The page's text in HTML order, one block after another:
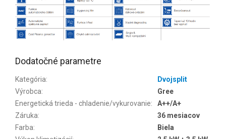
Dodatočné parametre
Kategória:
Dvojsplit
Výrobca:
Gree
Energetická trieda - chladenie/vykurovanie:
A++/A+
Záruka:
36 mesiacov
Farba:
Biela